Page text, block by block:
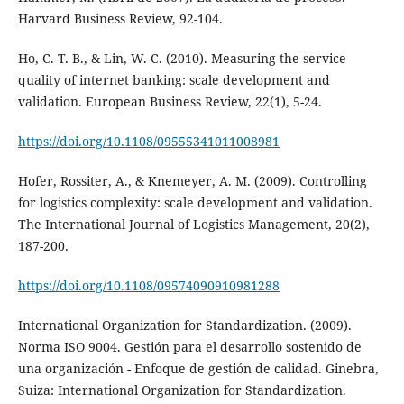
Harvard Business Review, 92-104.
Ho, C.-T. B., & Lin, W.-C. (2010). Measuring the service
quality of internet banking: scale development and
validation. European Business Review, 22(1), 5-24.
https://doi.org/10.1108/09555341011008981
Hofer, Rossiter, A., & Knemeyer, A. M. (2009). Controlling
for logistics complexity: scale development and validation.
The International Journal of Logistics Management, 20(2),
187-200.
https://doi.org/10.1108/09574090910981288
International Organization for Standardization. (2009).
Norma ISO 9004. Gestión para el desarrollo sostenido de
una organización - Enfoque de gestión de calidad. Ginebra,
Suiza: International Organization for Standardization.